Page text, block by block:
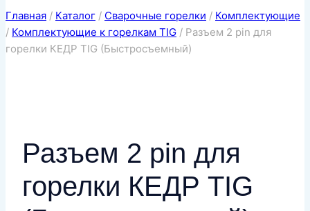
Главная / Каталог / Сварочные горелки / Комплектующие
/ Комплектующие к горелкам TIG / Разъем 2 pin для
горелки КЕДР TIG (Быстросъемный)
Разъем 2 pin для
горелки КЕДР TIG